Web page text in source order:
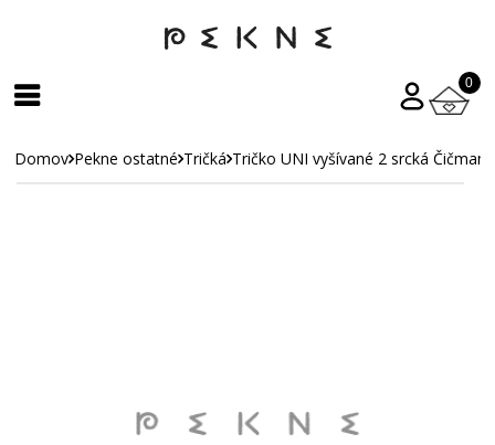
0
Domov Pekne ostatné Tričká Tričko UNI vyšívané 2 srcká Čičmany